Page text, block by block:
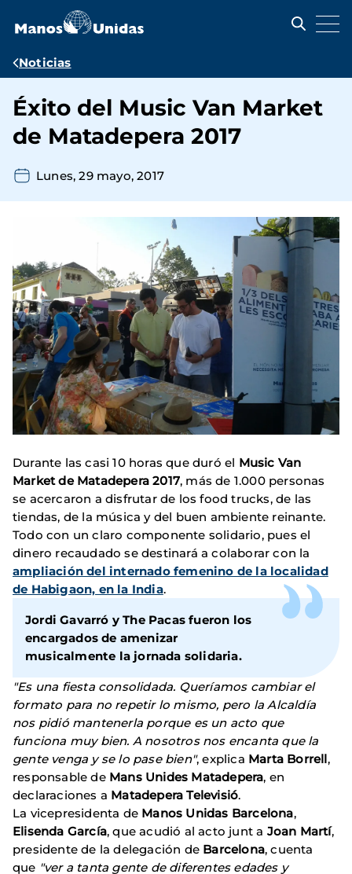
contenido
Ruta
navegación
Noticias
Éxito del Music Van Market
de Matadepera 2017
Lunes, 29 mayo, 2017
Durante las casi 10 horas que duró el Music Van
Market de Matadepera 2017, más de 1.000 personas
se acercaron a disfrutar de los food trucks, de las
tiendas, de la música y del buen ambiente reinante.
Todo con un claro componente solidario, pues el
dinero recaudado se destinará a colaborar con la
ampliación del internado femenino de la localidad
de Habigaon, en la India.
Jordi Gavarró y The Pacas fueron los
encargados de amenizar
musicalmente la jornada solidaria.
"Es una fiesta consolidada. Queríamos cambiar el
formato para no repetir lo mismo, pero la Alcaldía
nos pidió mantenerla porque es un acto que
funciona muy bien. A nosotros nos encanta que la
gente venga y se lo pase bien", explica Marta Borrell,
responsable de Mans Unides Matadepera, en
declaraciones a Matadepera Televisió.
La vicepresidenta de Manos Unidas Barcelona,
Elisenda García, que acudió al acto junt a Joan Martí,
presidente de la delegación de Barcelona, cuenta
que "ver a tanta gente de diferentes edades y